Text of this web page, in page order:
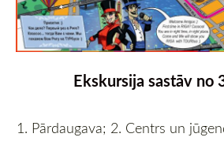
Ekskursija sastāv no
1. Pārdaugava; 2. Centrs un